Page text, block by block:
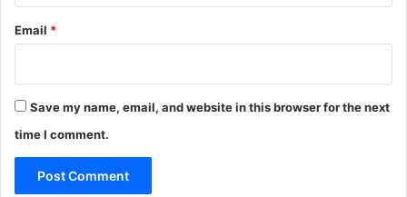
Email *
Save my name, email, and website in this browser for the next
time I comment.